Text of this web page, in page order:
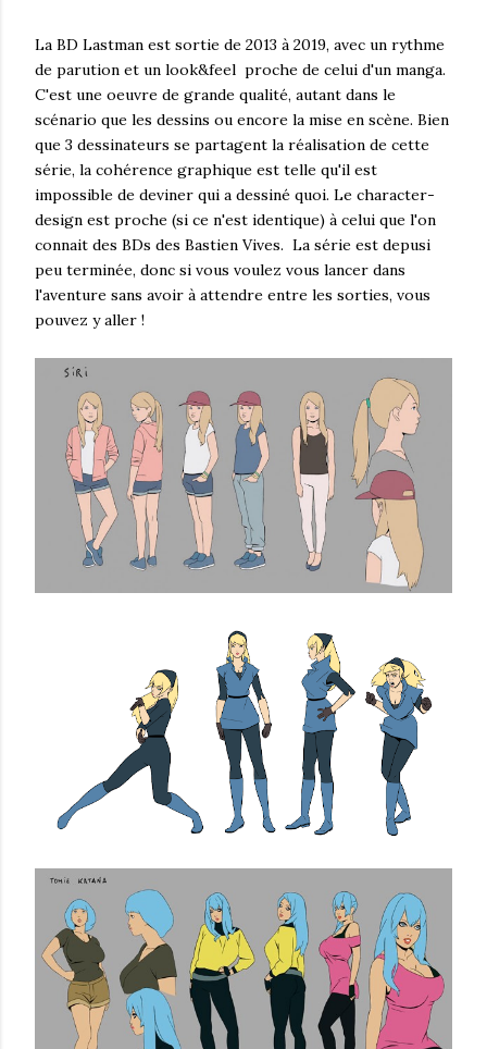
La BD Lastman est sortie de 2013 à 2019, avec un rythme
de parution et un look&feel proche de celui d'un manga.
C'est une oeuvre de grande qualité, autant dans le
scénario que les dessins ou encore la mise en scène. Bien
que 3 dessinateurs se partagent la réalisation de cette
série, la cohérence graphique est telle qu'il est
impossible de deviner qui a dessiné quoi. Le character-
design est proche (si ce n'est identique) à celui que l'on
connait des BDs des Bastien Vives. La série est depusi
peu terminée, donc si vous voulez vous lancer dans
l'aventure sans avoir à attendre entre les sorties, vous
pouvez y aller !